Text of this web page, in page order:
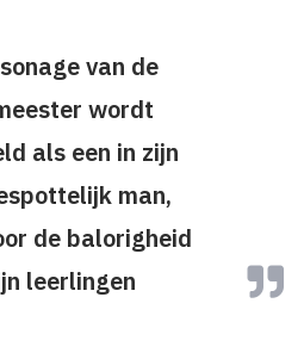
van de
wordt
als een in zijn
man,
de balorigheid
leerlingen